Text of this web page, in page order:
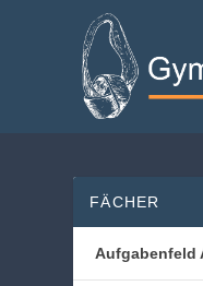
FÄCHER
Aufgabenfeld